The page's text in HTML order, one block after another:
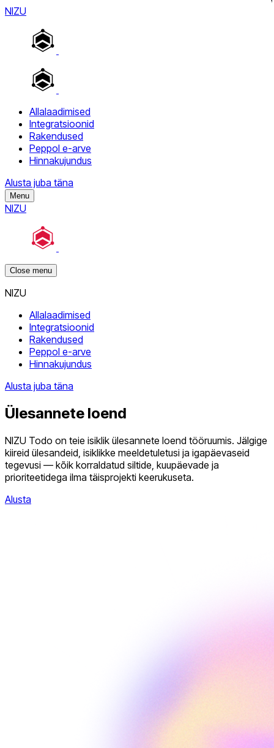
NIZU
Allalaadimised
Integratsioonid
Rakendused
Peppol e-arve
Hinnakujundus
Alusta juba täna
Menu
NIZU
Close menu
NIZU
Allalaadimised
Integratsioonid
Rakendused
Peppol e-arve
Hinnakujundus
Alusta juba täna
Ülesannete loend
NIZU Todo on teie isiklik ülesannete loend tööruumis. Jälgige
kiireid ülesandeid, isiklikke meeldetuletusi ja igapäevaseid
tegevusi — kõik korraldatud siltide, kuupäevade ja
prioriteetidega ilma täisprojekti keerukuseta.
Alusta